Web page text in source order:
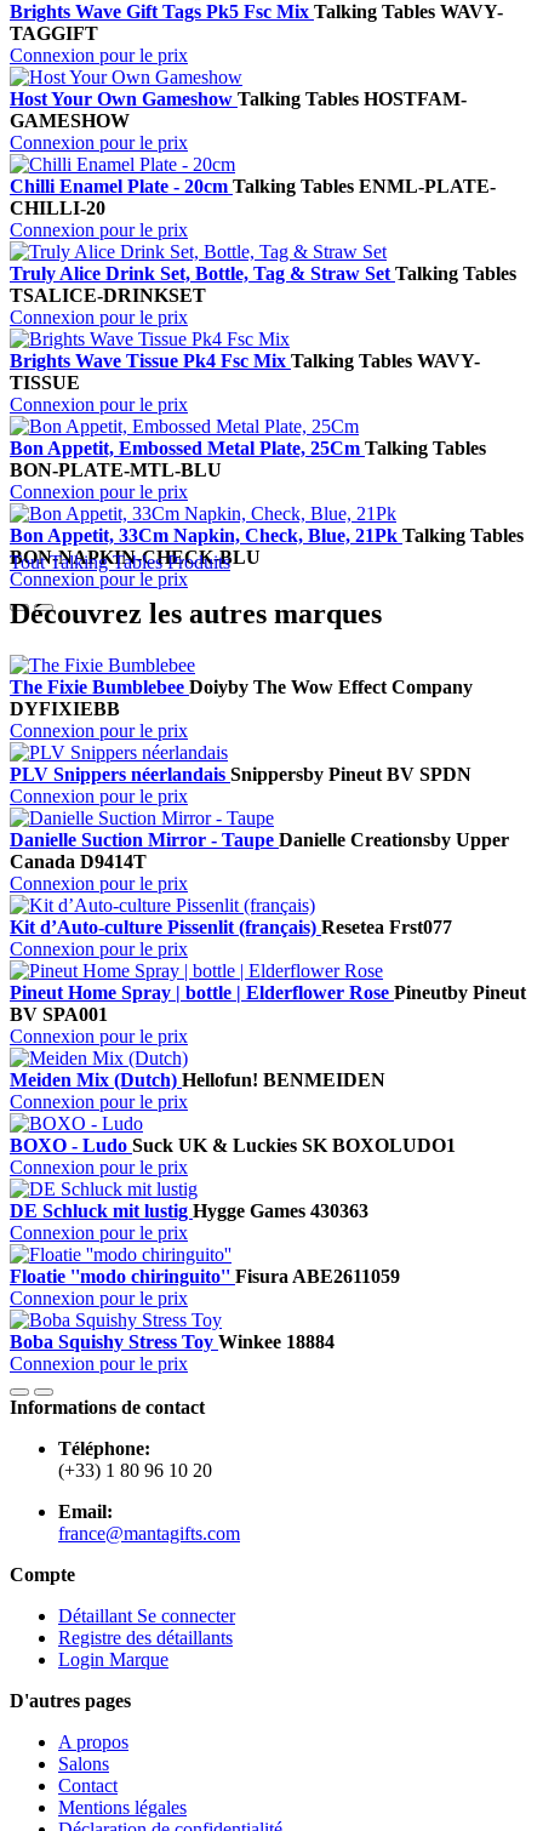
Brights Wave Gift Tags Pk5 Fsc Mix Talking Tables WAVY-
TAGGIFT
Connexion pour le prix
Host Your Own Gameshow Talking Tables HOSTFAM-
GAMESHOW
Connexion pour le prix
Chilli Enamel Plate - 20cm Talking Tables ENML-PLATE-
CHILLI-20
Connexion pour le prix
Truly Alice Drink Set, Bottle, Tag & Straw SetTalking Tables
TSALICE-DRINKSET
Connexion pour le prix
Brights Wave Tissue Pk4 Fsc Mix Talking Tables WAVY-
TISSUE
Connexion pour le prix
Bon Appetit, Embossed Metal Plate, 25Cm Talking Tables
BON-PLATE-MTL-BLU
Connexion pour le prix
Bon Appetit, 33Cm Napkin, Check, Blue, 21Pk Talking Tables
BON-NAPKIN-CHECK-BLU
Connexion pour le prix
Tout Talking Tables Produits
Découvrez les autres marques
The Fixie Bumblebee Doiyby The Wow Effect Company
DYFIXIEBB
Connexion pour le prix
PLV Snippers néerlandais Snippersby Pineut BV SPDN
Connexion pour le prix
Danielle Suction Mirror - Taupe Danielle Creationsby Upper
Canada D9414T
Connexion pour le prix
Kit d’Auto-culture Pissenlit (français) Resetea Frst077
Connexion pour le prix
Pineut Home Spray | bottle | Elderflower Rose Pineutby Pineut
BV SPA001
Connexion pour le prix
Meiden Mix (Dutch) Hellofun! BENMEIDEN
Connexion pour le prix
BOXO - Ludo Suck UK & Luckies SK BOXOLUDO1
Connexion pour le prix
DE Schluck mit lustig Hygge Games 430363
Connexion pour le prix
Floatie ''modo chiringuito'' Fisura ABE2611059
Connexion pour le prix
Boba Squishy Stress Toy Winkee 18884
Connexion pour le prix
Informations de contact
Téléphone:
(+33) 1 80 96 10 20
Email:
france@mantagifts.com
Compte
Détaillant Se connecter
Registre des détaillants
Login Marque
D'autres pages
A propos
Salons
Contact
Mentions légales